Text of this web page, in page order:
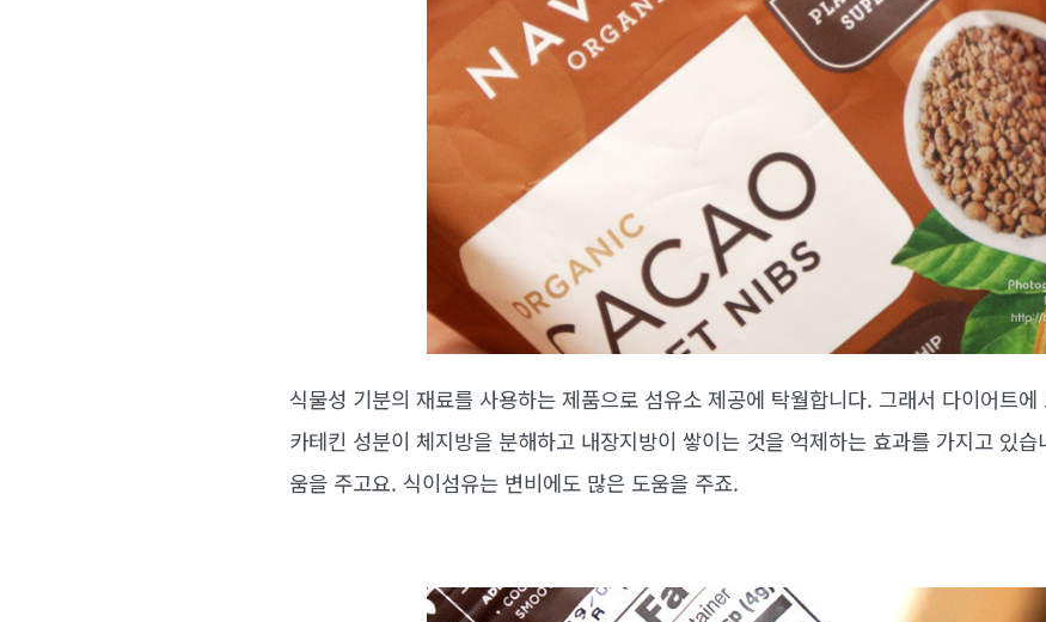
식물성 기분의 재료를 사용하는 제품으로 섬유소 제공에 탁월합니다. 그래서 다이어트
카테킨 성분이 체지방을 분해하고 내장지방이 쌓이는 것을 억제하는 효과를 가지고 있
움을 주고요. 식이섬유는 변비에도 많은 도움을 주죠.